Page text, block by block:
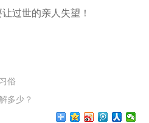
过世的亲人失望！
俗
多少？